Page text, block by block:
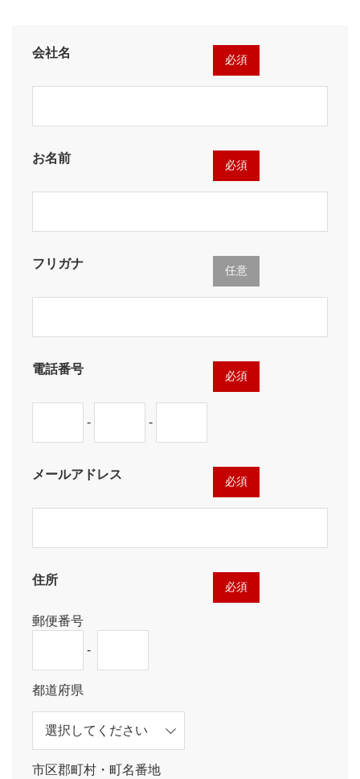
会社名 必須
お名前 必須
フリガナ 任意
電話番号 必須
- -
メールアドレス 必須
住所 必須
郵便番号
-
都道府県
市区郡町村・町名番地